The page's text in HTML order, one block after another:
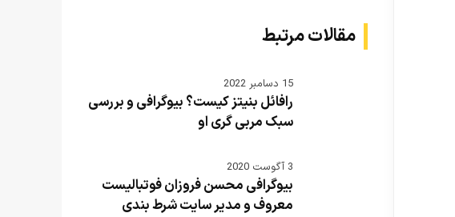
مقالات مرتبط
15 دسامبر 2022
رافائل بنیتز کیست؟ بیوگرافی و بررسی
سبک مربی گری او
3 آگوست 2020
بیوگرافی محسن فروزان فوتبالیست
معروف و مدیر سایت شرط بندی